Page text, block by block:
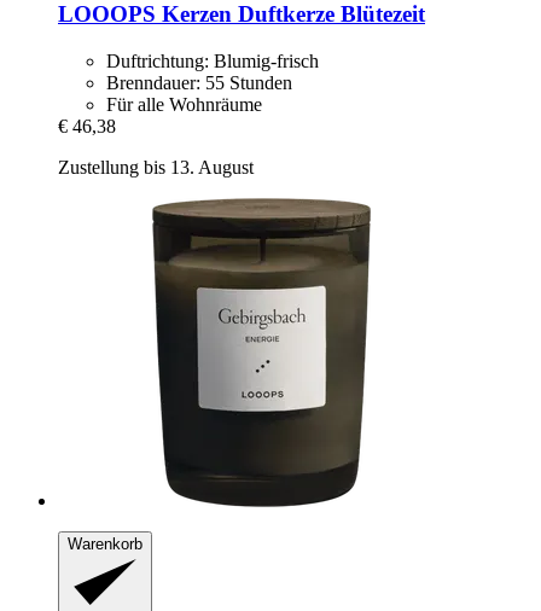
LOOOPS Kerzen Duftkerze Blütezeit
Duftrichtung: Blumig-frisch
Brenndauer: 55 Stunden
Für alle Wohnräume
€ 46,38
Zustellung bis 13. August
Warenkorb